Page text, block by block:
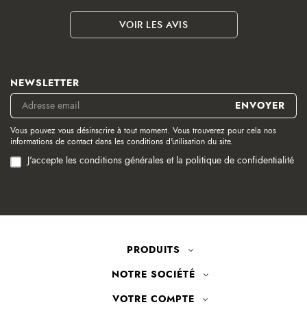
VOIR LES AVIS
NEWSLETTER
Vous pouvez vous désinscrire à tout moment. Vous trouverez pour cela nos
informations de contact dans les conditions d'utilisation du site.
J'accepte les conditions générales et la politique de confidentialité
PRODUITS
NOTRE SOCIÉTÉ
VOTRE COMPTE